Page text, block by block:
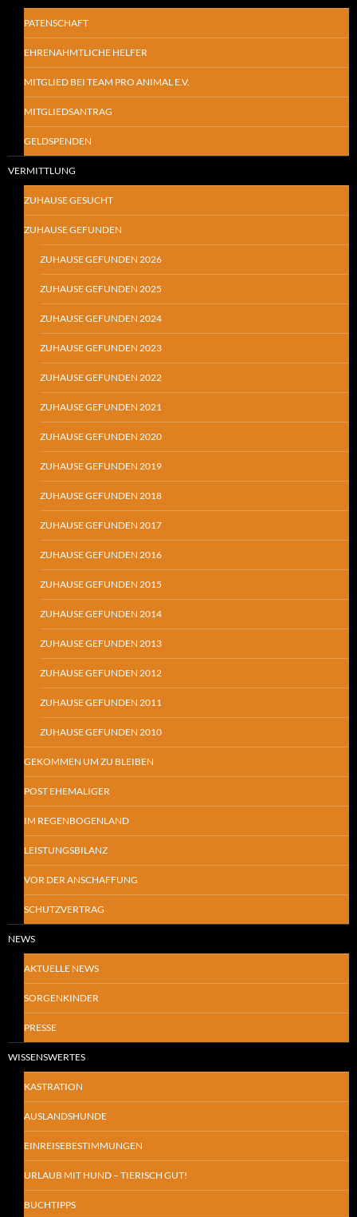
PATENSCHAFT
EHRENAHMTLICHE HELFER
MITGLIED BEI TEAM PRO ANIMAL E.V.
MITGLIEDSANTRAG
GELDSPENDEN
VERMITTLUNG
ZUHAUSE GESUCHT
ZUHAUSE GEFUNDEN
ZUHAUSE GEFUNDEN 2026
ZUHAUSE GEFUNDEN 2025
ZUHAUSE GEFUNDEN 2024
ZUHAUSE GEFUNDEN 2023
ZUHAUSE GEFUNDEN 2022
ZUHAUSE GEFUNDEN 2021
ZUHAUSE GEFUNDEN 2020
ZUHAUSE GEFUNDEN 2019
ZUHAUSE GEFUNDEN 2018
ZUHAUSE GEFUNDEN 2017
ZUHAUSE GEFUNDEN 2016
ZUHAUSE GEFUNDEN 2015
ZUHAUSE GEFUNDEN 2014
ZUHAUSE GEFUNDEN 2013
ZUHAUSE GEFUNDEN 2012
ZUHAUSE GEFUNDEN 2011
ZUHAUSE GEFUNDEN 2010
GEKOMMEN UM ZU BLEIBEN
POST EHEMALIGER
IM REGENBOGENLAND
LEISTUNGSBILANZ
VOR DER ANSCHAFFUNG
SCHUTZVERTRAG
NEWS
AKTUELLE NEWS
SORGENKINDER
PRESSE
WISSENSWERTES
KASTRATION
AUSLANDSHUNDE
EINREISEBESTIMMUNGEN
URLAUB MIT HUND – TIERISCH GUT!
BUCHTIPPS